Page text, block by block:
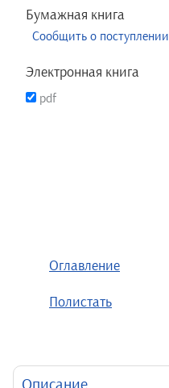
Бумажная книга
Сообщить о поступлении
Электронная книга
pdf
Оглавление
Полистать